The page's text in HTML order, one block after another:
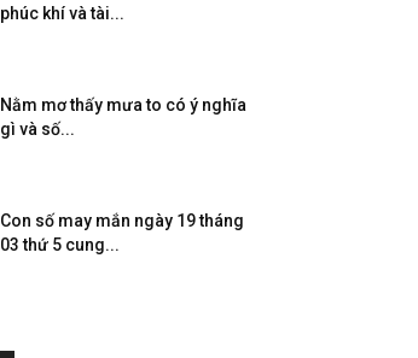
phúc khí và tài...
Nằm mơ thấy mưa to có ý nghĩa
gì và số...
Con số may mắn ngày 19 tháng
03 thứ 5 cung...